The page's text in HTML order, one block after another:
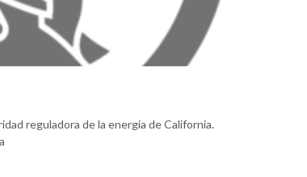
reguladora de la energia de California.